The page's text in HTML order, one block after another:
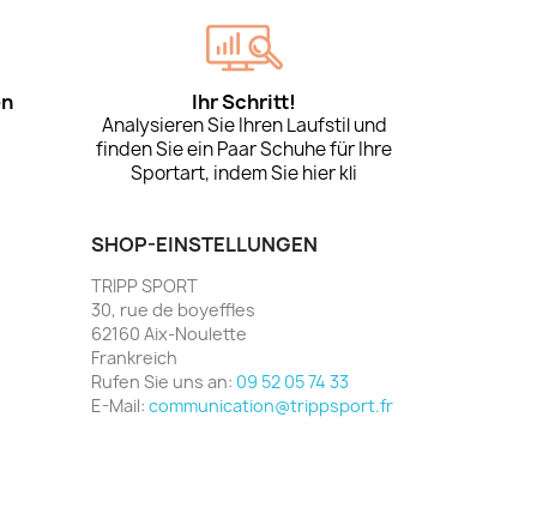
Ihr Schritt!
Analysieren Sie Ihren Laufstil und
finden Sie ein Paar Schuhe für Ihre
Sportart, indem Sie hier kli
SHOP-EINSTELLUNGEN
TRIPP SPORT
30, rue de boyeffles
62160 Aix-Noulette
Frankreich
Rufen Sie uns an: 09 52 05 74 33
E-Mail: communication@trippsport.fr